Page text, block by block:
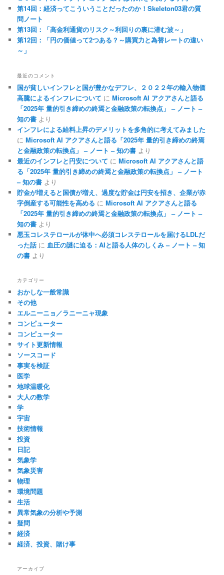
第14回：経済ってこういうことだったのか！Skeleton03君の質
問ノート
第13回：「高金利通貨のリスク～利回りの裏に潜む波～」
第12回：「円の価値って2つある？～購買力と為替レートの違い
～」
最近のコメント
国が貧しいインフレと国が豊かなデフレ、２０２２年の輸入物価
高騰によるインフレについて にMicrosoft AI アクアさんと語る
「2025年 量的引き締めの終焉と金融政策の転換点」 – ノート –
知の書 より
インフレによる給料上昇のデメリットを多角的に考えてみました
にMicrosoft AI アクアさんと語る「2025年 量的引き締めの終焉
と金融政策の転換点」 – ノート – 知の書 より
最近のインフレと円安について にMicrosoft AI アクアさんと語
る「2025年 量的引き締めの終焉と金融政策の転換点」 – ノート
– 知の書 より
貯金が増えると国債が増え、過度な貯金は円安を招き、企業が赤
字倒産する可能性を高める にMicrosoft AI アクアさんと語る
「2025年 量的引き締めの終焉と金融政策の転換点」 – ノート –
知の書 より
悪玉コレステロールが体中へ必須コレステロールを届けるLDLだ
った話 に 血圧の謎に迫る：AIと語る人体のしくみ – ノート – 知
の書 より
カテゴリー
おかしな一般常識
その他
エルニーニョ／ラニーニャ現象
コンピューター
コンピューター
サイト更新情報
ソースコード
事実を検証
医学
地球温暖化
大人の数学
学
宇宙
技術情報
投資
日記
気象学
気象災害
物理
環境問題
生活
異常気象の分析や予測
疑問
経済
経済、投資、賭け事
アーカイブ